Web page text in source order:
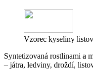
Vzorec kyseliny
Syntetizovaná rostlinami a
– játra, ledviny, droždí,